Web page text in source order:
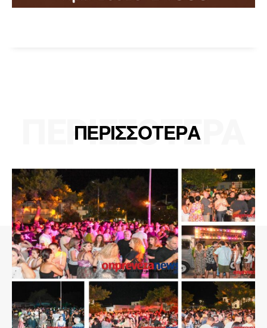
ΠΕΡΙΣΣΟΤΕΡΑ
ΠΕΡΙΣΣΟΤΕΡΑ